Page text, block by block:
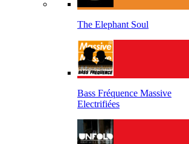
The Elephant Soul
Bass Fréquence Massive
Electrifiées